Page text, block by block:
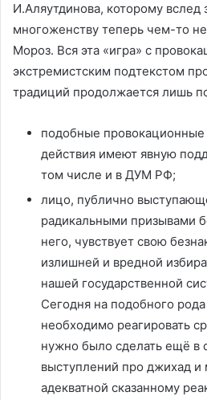
И.Аляутдинова, которому вслед
многоженству теперь чем-то
Мороз. Вся эта «игра» с
экстремистским подтекстом
традиций продолжается лишь
подобные провокационные
действия имеют явную
том числе и в ДУМ РФ;
лицо, публично
радикальными призывами
него, чувствует свою
излишней и вредной
нашей государственной
Сегодня на подобного
необходимо реагировать
нужно было сделать ещё в
выступлений про джихад
адекватной сказанному